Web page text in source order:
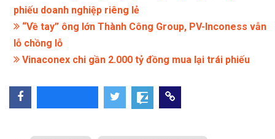
phiếu doanh nghiệp riêng lẻ
“Về tay” ông lớn Thành Công Group, PV-Inconess vẫn
lỗ chồng lỗ
Vinaconex chi gần 2.000 tỷ đồng mua lại trái phiếu